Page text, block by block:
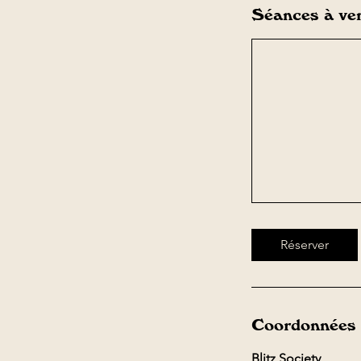
Séances à
Réserver
Coordonnées